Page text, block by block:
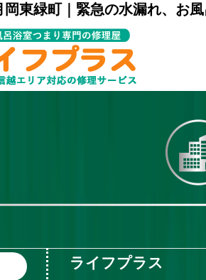
東緑町｜緊急の水漏れ、お
ライフプラス